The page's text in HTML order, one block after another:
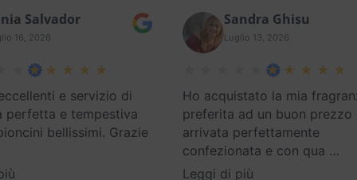
Salvador
16, 2026
e servizio di
perfetta e tempestiva
bellissimi. Grazie
Sandra Ghisu
Luglio 13, 2026
Ho acquistato la mia
preferita ad un buon prezzo
arrivata perfettamente
confezionata e con qua …
Leggi di più